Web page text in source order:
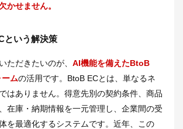
かせません。
という解決策
ただきたいのが、 AI機能を備えたBtoB
ムの活用です。BtoB ECとは、単なるネ
はありません。得意先別の契約条件、商品
在庫・納期情報を一元管理し、企業間の受
を最適化するシステムです。近年、この